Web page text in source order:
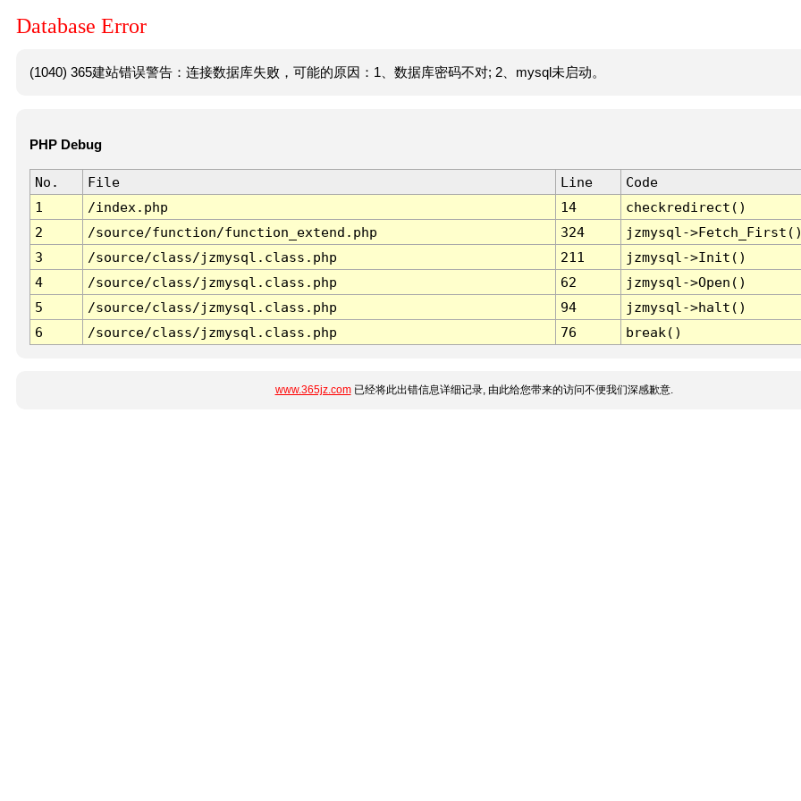
Database Error
(1040) 365建站错误警告：连接数据库失败，可能的原因：1、数据库密码不对; 2、mysql未启动。
PHP Debug
No. File Line
Code
1
/index.php 14
checkredirect()
2
/source/function/function_extend.php 324
jzmysql-
3
/source/class/jzmysql.class.php 211
jzmysql->Init()
4
/source/class/jzmysql.class.php 62
jzmysql->Open()
5
/source/class/jzmysql.class.php 94
jzmysql->halt()
6
/source/class/jzmysql.class.php 76 break()
www.365jz.com已经将此出错信息详细记录, 由此给您带来的访问不便我们深感歉意.